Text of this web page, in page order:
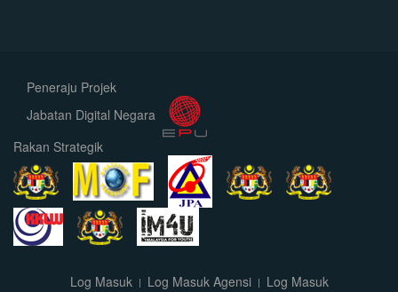
Peneraju Projek
Jabatan Digital Negara
Rakan Strategik
Log Masuk Log Masuk Agensi Log Masuk